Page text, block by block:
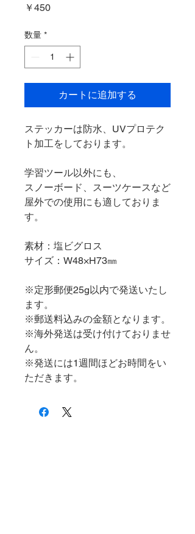
￥450価
数量 *
カートに追加する
ステッカーは防水、UVプロテク
ト加工をしております。
学習ツール以外にも、
スノーボード、スーツケースなど
屋外での使用にも適しておりま
す。
素材：塩ビグロス
サイズ：W48×H73㎜
※定形郵便25g以内で発送いたし
ます。
※郵送料込みの金額となります。
※海外発送は受け付けておりませ
ん。
※発送には1週間ほどお時間をい
ただきます。